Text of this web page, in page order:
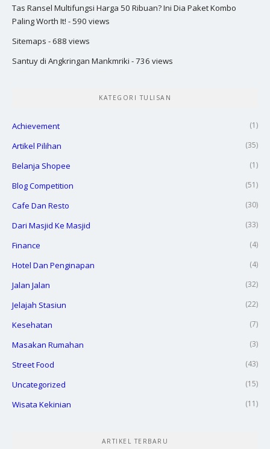
Tas Ransel Multifungsi Harga 50 Ribuan? Ini Dia Paket Kombo
Paling Worth It! - 590 views
Sitemaps - 688 views
Santuy di Angkringan Mankmriki - 736 views
KATEGORI TULISAN
Achievement (1)
Artikel Pilihan (35)
Belanja Shopee (1)
Blog Competition (51)
Cafe Dan Resto (30)
Dari Masjid Ke Masjid (33)
Finance (4)
Hotel Dan Penginapan (4)
Jalan Jalan (32)
Jelajah Stasiun (22)
Kesehatan (7)
Masakan Rumahan (3)
Street Food (43)
Uncategorized (15)
Wisata Kekinian (11)
ARTIKEL TERBARU